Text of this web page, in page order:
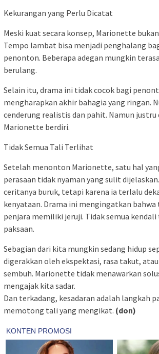
Kekurangan yang Perlu Dicatat
Meski kuat secara konsep, Marionette
Tempo lambat bisa menjadi penghalang
penonton. Beberapa adegan mungkin
berulang.
Selain itu, drama ini tidak cocok bagi
mengharapkan akhir bahagia yang ringan.
cenderung realistis dan pahit. Namun
Marionette berdiri.
Tidak Semua Tali Terlihat
Setelah menonton Marionette, satu hal
perasaan tidak nyaman yang sulit
ceritanya buruk, tetapi karena ia terlalu
kenyataan. Drama ini mengingatkan bahwa
penjara memiliki jeruji. Tidak semua
paksaan.
Sebagian dari kita mungkin sedang hidup
digerakkan oleh ekspektasi, rasa takut,
sembuh. Marionette tidak menawarkan
mengajak kita sadar.
Dan terkadang, kesadaran adalah langkah
memotong tali yang mengikat. (don)